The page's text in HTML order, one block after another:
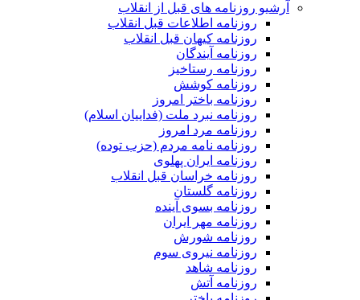
آرشیو روزنامه های قبل از انقلاب
روزنامه اطلاعات قبل انقلاب
روزنامه کیهان قبل انقلاب
روزنامه آیندگان
روزنامه رستاخیز
روزنامه کوشش
روزنامه باختر امروز
روزنامه نبرد ملت (فداییان اسلام)
روزنامه مرد امروز
روزنامه نامه مردم (حزب توده)
روزنامه ایران پهلوی
روزنامه خراسان قبل انقلاب
روزنامه گلستان
روزنامه بسوی آینده
روزنامه مهر ایران
روزنامه شورش
روزنامه نیروی سوم
روزنامه شاهد
روزنامه آتش